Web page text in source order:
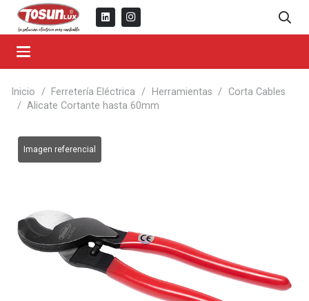
Inicio / Ferretería Eléctrica / Herramientas / Corta Cables
/ Alicate Cortante hasta 60mm